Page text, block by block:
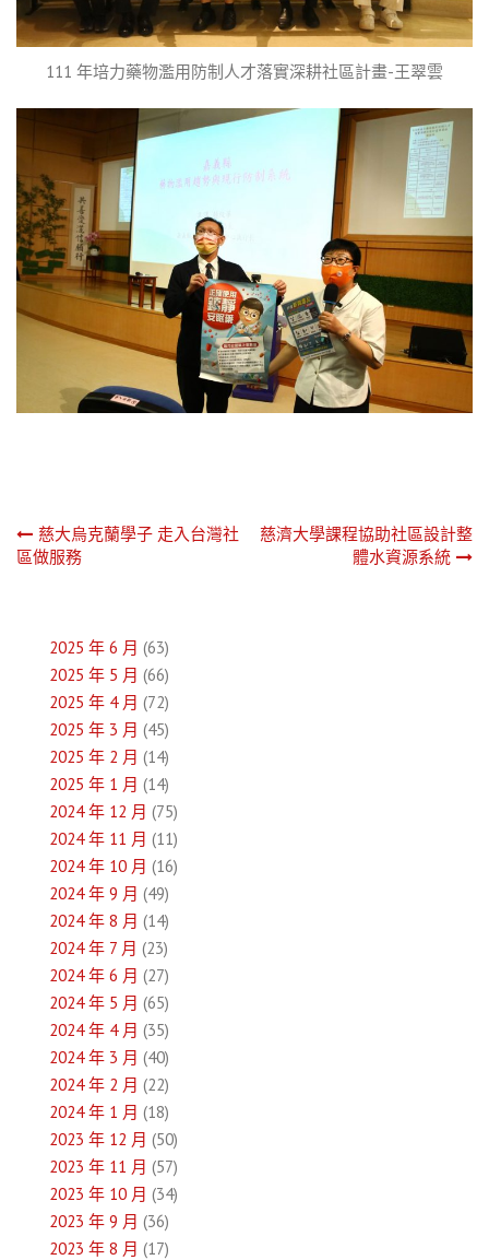
111 年培力藥物濫用防制人才落實深耕社區計畫-王翠雲
文
覽
慈大烏克蘭學子 走入台灣社
區做服務
慈濟大學課程協助社區設計整
體水資源系統
2025 年 6 月 (63)
2025 年 5 月 (66)
2025 年 4 月 (72)
2025 年 3 月 (45)
2025 年 2 月 (14)
2025 年 1 月 (14)
2024 年 12 月 (75)
2024 年 11 月 (11)
2024 年 10 月 (16)
2024 年 9 月 (49)
2024 年 8 月 (14)
2024 年 7 月 (23)
2024 年 6 月 (27)
2024 年 5 月 (65)
2024 年 4 月 (35)
2024 年 3 月 (40)
2024 年 2 月 (22)
2024 年 1 月 (18)
2023 年 12 月 (50)
2023 年 11 月 (57)
2023 年 10 月 (34)
2023 年 9 月 (36)
2023 年 8 月 (17)